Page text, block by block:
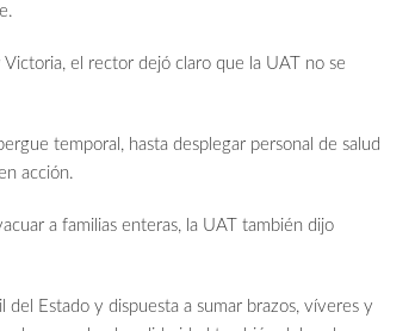
el rector dejó claro que la UAT no se
temporal, hasta desplegar personal de salud
acción.
a familias enteras, la UAT también dijo
del Estado y dispuesta a sumar brazos, víveres y